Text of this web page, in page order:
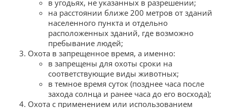
в угодьях, не указанных в разрешении;
на расстоянии ближе 200 метров от зданий
населенного пункта и отдельно
расположенных зданий, где возможно
пребывание людей;
Охота в запрещенное время, а именно:
в запрещены для охоты сроки на
соответствующие виды животных;
в темное время суток (позднее часа после
захода солнца и ранее часа до его восхода);
Охота с применением или использованием